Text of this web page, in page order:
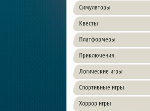
Симуляторы
Квесты
Платформеры
Приключения
Логические игры
Спортивные игры
Хоррор игры